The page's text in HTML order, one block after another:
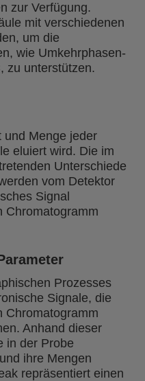
zur Verfügung.
mit verschiedenen
um die
wie Umkehrphasen-
zu unterstützen.
und Menge jeder
eluiert wird. Die im
Unterschiede
vom Detektor
Signal
Chromatogramm
Prozesses
Signale, die
Chromatogramm
Anhand dieser
in der Probe
ihre Mengen
repräsentiert einen